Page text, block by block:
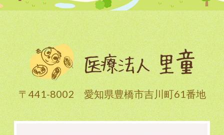
〒441-8002 愛知県豊橋市吉川町61番地